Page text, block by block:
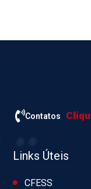
Contatos
Links Úteis
CFESS